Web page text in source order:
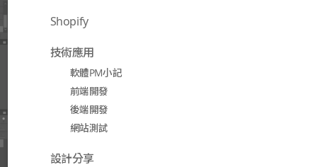
Shopify
技術應用
軟體PM小記
前端開發
後端開發
網站測試
設計分享